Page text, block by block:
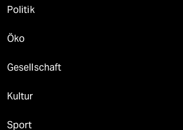
Politik
Öko
Gesellschaft
Kultur
Sport